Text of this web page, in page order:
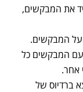
המבקשים,
המבקשים.
המבקשים כל
של